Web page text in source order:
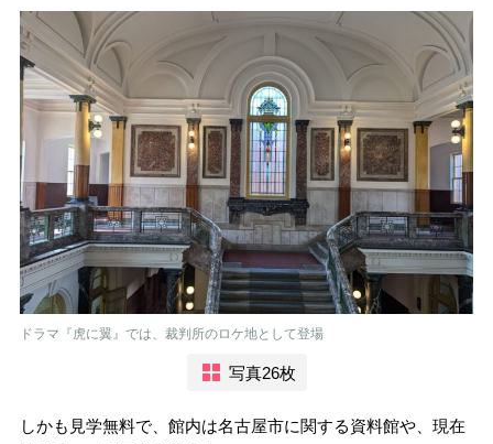
ドラマ『虎に翼』では、裁判所のロケ地として登場
写真26枚
しかも見学無料で、館内は名古屋市に関する資料館や、現在